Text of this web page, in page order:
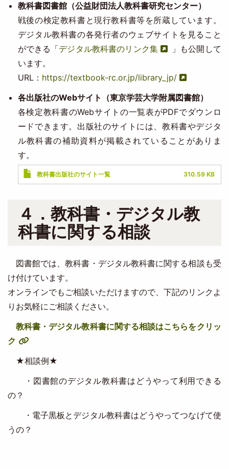
教科書図書館（公益財団法人教科書研究センター）
戦後の検定教科書と現行教科書等を所蔵しています。
デジタル教科書の各発行者のウェブサイトを見ること
ができる「デジタル教科書のリンク集
」も公開して
います。
URL： https://textbook-rc.or.jp/library_jp/
各出版社のWebサイト（東京学芸大学附属図書館）
各検定教科書のWebサイトの一覧表がPDFでダウンロ
ードできます。出版社のサイトには、教科書やデジタ
ル教科書の補助資料が掲載されていることがありま
す。
Document
教科書出版社のサイト一覧 310.59 KB
４．教科書・デジタル教
科書に関する相談
図書館では、教科書・デジタル教科書に関する相談も受
け付けています。
オンラインでもご相談いただけますので、下記のリンクよ
りお気軽にご相談ください。
教科書・デジタル教科書に関する相談はこちらをクリッ
ク
★相談例★
・図書館のデジタル教科書はどうやって利用できる
の？
・電子黒板とデジタル教科書はどうやってつなげて使
うの？